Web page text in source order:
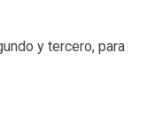
y tercero, para